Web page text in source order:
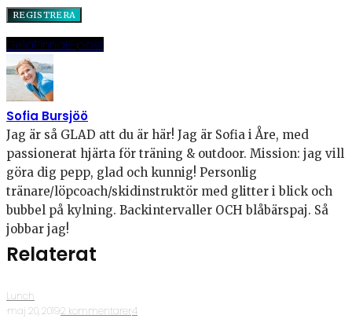
DelaPinnaE-post
Sofia Bursjöö
Jag är så GLAD att du är här! Jag är Sofia i Åre, med
passionerat hjärta för träning & outdoor. Mission: jag vill
göra dig pepp, glad och kunnig! Personlig
tränare/löpcoach/skidinstruktör med glitter i blick och
bubbel på kylning. Backintervaller OCH blåbärspaj. Så
jobbar jag!
Relaterat
Lunch
·maj 20, 2019·2 kommentarer·4